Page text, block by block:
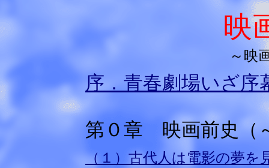
映
～映
序．青春劇場いざ序
第０章 映画前史（
（１）古代人は電影の夢を